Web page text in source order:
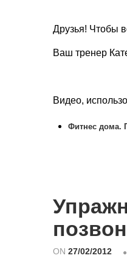
Друзья! Чтобы
Ваш тренер
Видео,
Фитнес дома.
ON 27/02/2012